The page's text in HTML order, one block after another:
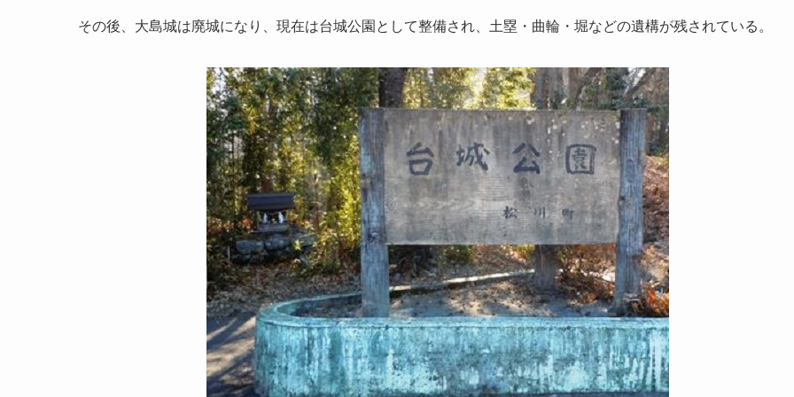
その後、大島城は廃城になり、現在は台城公園として整備され、土塁・曲輪・堀などの遺構が残されている。